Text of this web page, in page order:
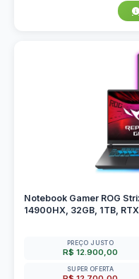
Notebook Gamer ROG
14900HX, 32GB, 1TB,
PREÇO JUSTO
R$ 12.900,00
SUPER OFERTA